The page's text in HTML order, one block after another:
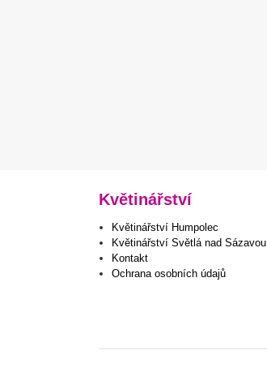
Květinářství
Květinářství Humpolec
Květinářství Světlá nad Sázavou
Kontakt
Ochrana osobních údajů